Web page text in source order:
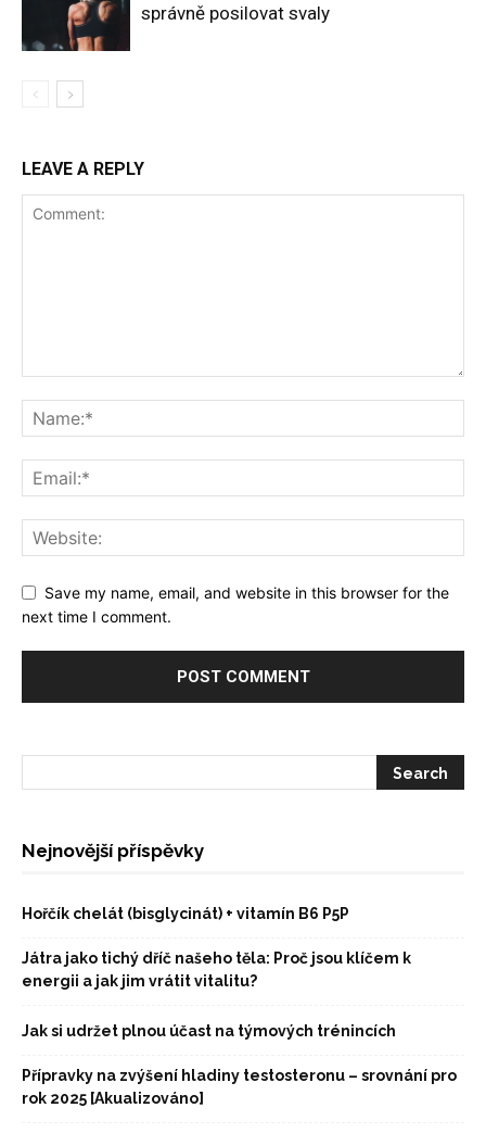
správně posilovat svaly
LEAVE A REPLY
Save my name, email, and website in this browser for the
next time I comment.
Nejnovější příspěvky
Hořčík chelát (bisglycinát) + vitamín B6 P5P
Játra jako tichý dříč našeho těla: Proč jsou klíčem k
energii a jak jim vrátit vitalitu?
Jak si udržet plnou účast na týmových trénincích
Přípravky na zvýšení hladiny testosteronu – srovnání pro
rok 2025 [Akualizováno]